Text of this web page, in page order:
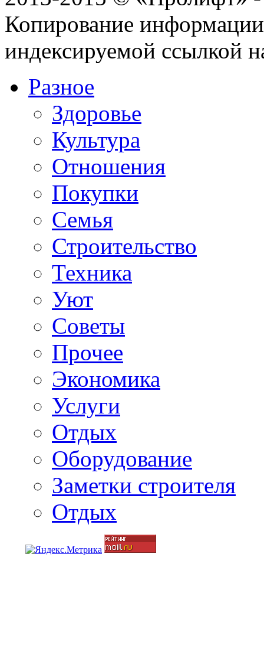
Копирование информации
индексируемой ссылкой
Разное
Здоровье
Культура
Отношения
Покупки
Семья
Строительство
Техника
Уют
Советы
Прочее
Экономика
Услуги
Отдых
Оборудование
Заметки строителя
Отдых